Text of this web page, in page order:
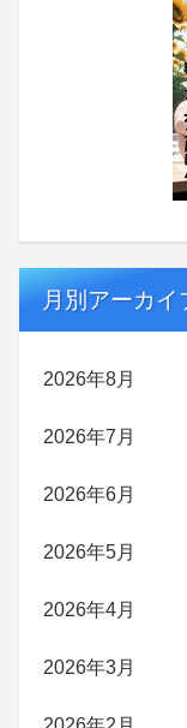
月別アーカイ
2026年8月
2026年7月
2026年6月
2026年5月
2026年4月
2026年3月